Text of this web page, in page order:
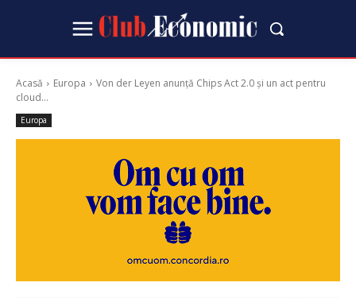
Acasă Europa
Von der Leyen anunță Chips Act 2.0 și un act pentru
cloud...
Europa